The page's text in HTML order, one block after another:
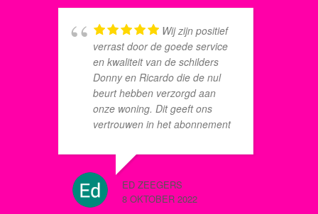
Wij zijn positief
verrast door de goede service
en kwaliteit van de schilders
Donny en Ricardo die de nul
beurt hebben verzorgd aan
onze woning. Dit geeft ons
vertrouwen in het abonnement
de komende jaren.
ED ZEEGERS
8 OKTOBER 2022